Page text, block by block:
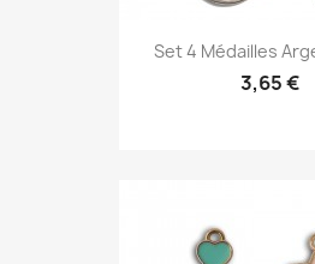
Set 4 Médailles
3,65 €